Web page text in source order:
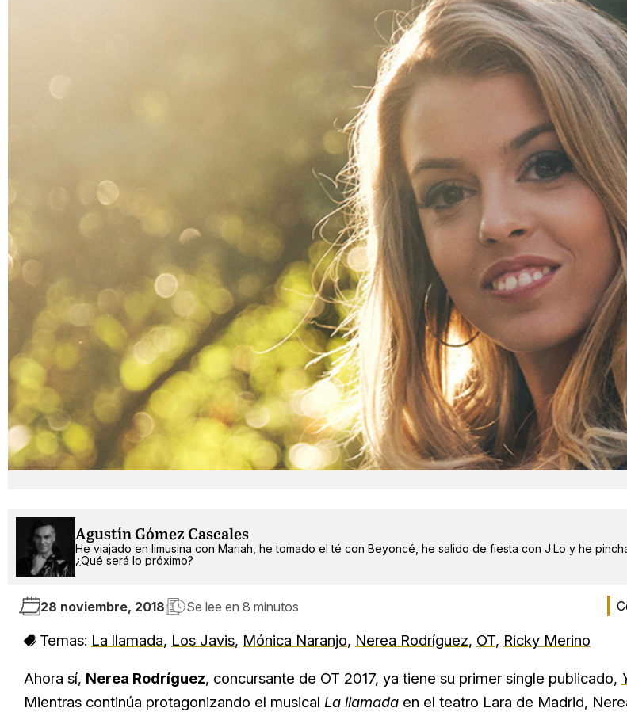
Agustín Gómez Cascales
He viajado en limusina con Mariah, he tomado el té con Beyoncé, he salido de fiesta con J.Lo y he
¿Qué será lo próximo?
28 noviembre, 2018 Se lee en 8 minutos
Temas: La llamada, Los Javis, Mónica Naranjo, Nerea Rodríguez, OT, Ricky Merino
Ahora sí, Nerea Rodríguez, concursante de OT 2017, ya tiene su primer single publicado,
Mientras continúa protagonizando el musical La llamada en el teatro Lara de Madrid,